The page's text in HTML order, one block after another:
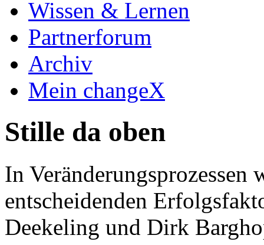
Wissen & Lernen
Partnerforum
Archiv
Mein changeX
Stille da oben
In
entscheidenden
Deekeling und Dirk